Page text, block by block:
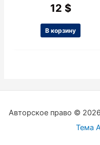
0.50
12 $
В корзину
Авторское право ©
Тема